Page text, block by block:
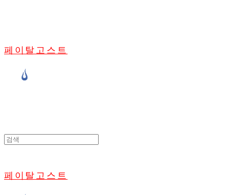
페이탈고스트
페이탈고스트